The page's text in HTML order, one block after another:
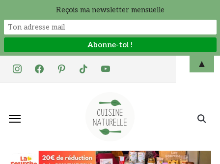
instagramfacebookpinteresttiktok youtube
Search
Reçois ma newsletter mensuelle
▲